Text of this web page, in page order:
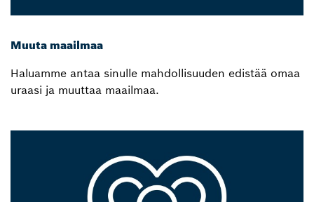
Muuta maailmaa
Haluamme antaa sinulle mahdollisuuden edistää omaa
uraasi ja muuttaa maailmaa.